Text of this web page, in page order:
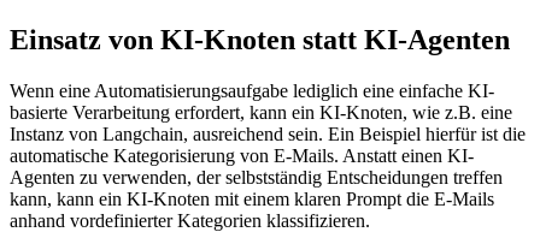
Einsatz von KI-Knoten statt KI-Agenten
Wenn eine Automatisierungsaufgabe lediglich eine einfache KI-
basierte Verarbeitung erfordert, kann ein KI-Knoten, wie z.B. eine
Instanz von Langchain, ausreichend sein. Ein Beispiel hierfür ist die
automatische Kategorisierung von E-Mails. Anstatt einen KI-
Agenten zu verwenden, der selbstständig Entscheidungen treffen
kann, kann ein KI-Knoten mit einem klaren Prompt die E-Mails
anhand vordefinierter Kategorien klassifizieren.